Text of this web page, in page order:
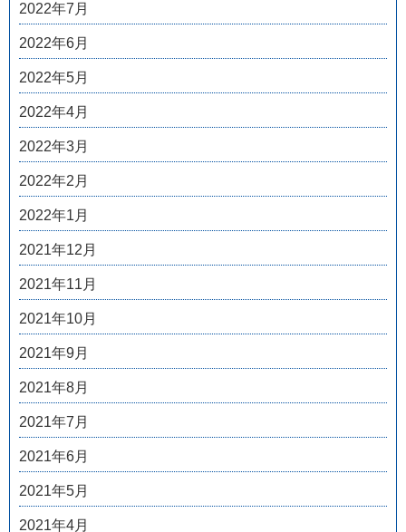
2022年7月
2022年6月
2022年5月
2022年4月
2022年3月
2022年2月
2022年1月
2021年12月
2021年11月
2021年10月
2021年9月
2021年8月
2021年7月
2021年6月
2021年5月
2021年4月